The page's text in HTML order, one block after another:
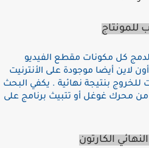
للمونتاج
لدمج كل مكونات مقطع الفيديو
أون لاين أيضا موجودة على اﻷنترنيت
للخروج بنتيجة نهائية . يكفي البحث
محرك غوغل أو تتبيث برنامج على
الكارتون